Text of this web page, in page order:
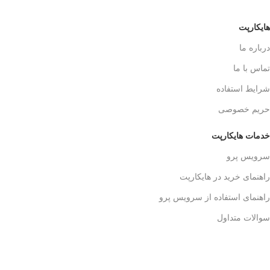
هایکارپت
درباره ما
تماس با ما
شرایط استفاده
حریم خصوصی
خدمات هایکارپت
سرویس پرو
راهنمای خرید در هایکارپت
راهنمای استفاده از سرویس پرو
سوالات متداول